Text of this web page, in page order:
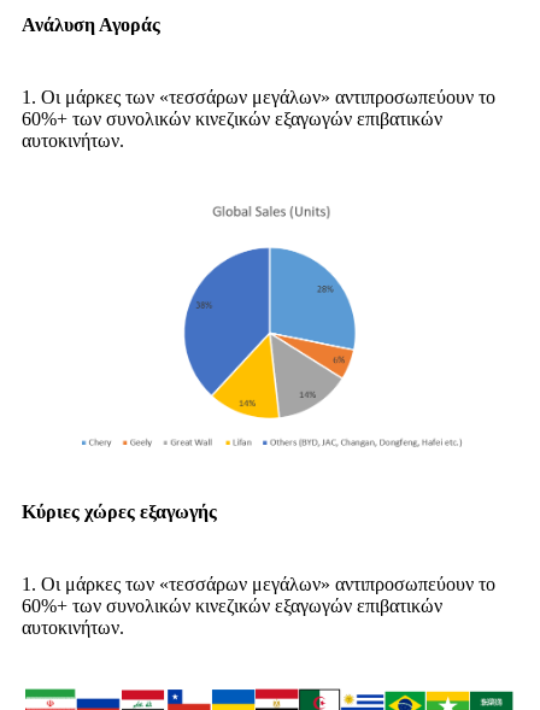
Ανάλυση Αγοράς
1. Οι μάρκες των «τεσσάρων μεγάλων» αντιπροσωπεύουν το
60%+ των συνολικών κινεζικών εξαγωγών επιβατικών
αυτοκινήτων.
Κύριες χώρες εξαγωγής
1. Οι μάρκες των «τεσσάρων μεγάλων» αντιπροσωπεύουν το
60%+ των συνολικών κινεζικών εξαγωγών επιβατικών
αυτοκινήτων.